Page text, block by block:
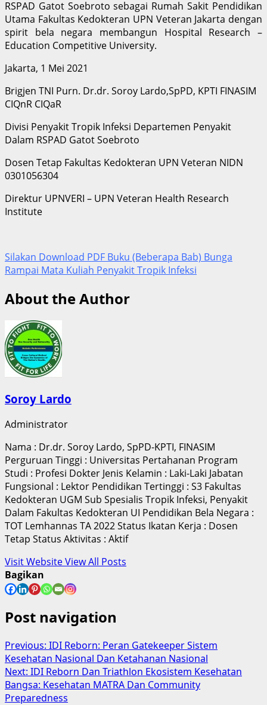
RSPAD Gatot Soebroto sebagai Rumah Sakit Pendidikan
Utama Fakultas Kedokteran UPN Veteran Jakarta dengan
spirit bela negara membangun Hospital Research –
Education Competitive University.
Jakarta, 1 Mei 2021
Brigjen TNI Purn. Dr.dr. Soroy Lardo,SpPD, KPTI FINASIM
CIQnR CIQaR
Divisi Penyakit Tropik Infeksi Departemen Penyakit
Dalam RSPAD Gatot Soebroto
Dosen Tetap Fakultas Kedokteran UPN Veteran NIDN
0301056304
Direktur UPNVERI – UPN Veteran Health Research
Institute
Silakan Download PDF Buku (Beberapa Bab) Bunga
Rampai Mata Kuliah Penyakit Tropik Infeksi
About the Author
Soroy Lardo
Administrator
Nama : Dr.dr. Soroy Lardo, SpPD-KPTI, FINASIM
Perguruan Tinggi : Universitas Pertahanan Program
Studi : Profesi Dokter Jenis Kelamin : Laki-Laki Jabatan
Fungsional : Lektor Pendidikan Tertinggi : S3 Fakultas
Kedokteran UGM Sub Spesialis Tropik Infeksi, Penyakit
Dalam Fakultas Kedokteran UI Pendidikan Bela Negara :
TOT Lemhannas TA 2022 Status Ikatan Kerja : Dosen
Tetap Status Aktivitas : Aktif
Visit WebsiteView All Posts
Bagikan
Post navigation
Previous: IDI Reborn: Peran Gatekeeper Sistem
Kesehatan Nasional Dan Ketahanan Nasional
Next: IDI Reborn Dan Triathlon Ekosistem Kesehatan
Bangsa: Kesehatan MATRA Dan Community
Preparedness